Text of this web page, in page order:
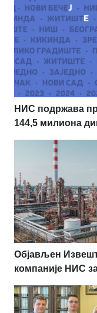
НИС подржава
144,5 милиона
Објављен
компаније НИС